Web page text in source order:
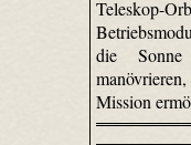
Teleskop-
die
Mission